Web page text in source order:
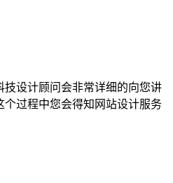
技设计顾问会非常详细的向您讲
个过程中您会得知网站设计服务